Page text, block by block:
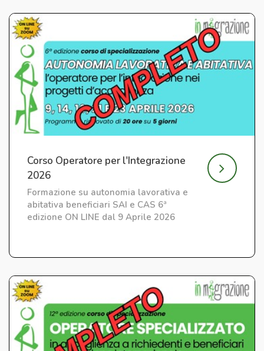
Corso Operatore per l'Integrazione
2026
Formazione su autonomia lavorativa e
abitativa beneficiari SAI e CAS 6ª
edizione ON LINE dal 9 Aprile 2026